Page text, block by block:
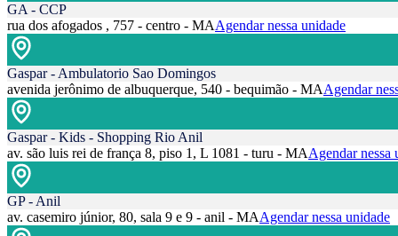
GA - CCP
rua dos afogados , 757 - centro - MAAgendar nessa unidade
Gaspar - Ambulatorio Sao Domingos
avenida jerônimo de albuquerque, 540 - bequimão - MAAgendar
Gaspar - Kids - Shopping Rio Anil
av. são luis rei de frança 8, piso 1, L 1081 - turu - MAAgendar nessa
GP - Anil
av. casemiro júnior, 80, sala 9 e 9 - anil - MAAgendar nessa unidade